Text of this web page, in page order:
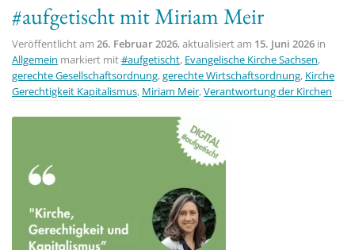
#aufgetischt mit Miriam Meir
Veröffentlicht am 26. Februar 2026, aktualisiert am 15. Juni 2026 in
Allgemein markiert mit#aufgetischt, Evangelische Kirche Sachsen,
gerechte Gesellschaftsordnung,gerechte Wirtschaftsordnung, Kirche
Gerechtigkeit Kapitalismus, Miriam Meir,Verantwortung der Kirchen